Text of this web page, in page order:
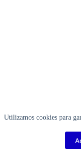
Utilizamos cookies para
Copyright Barbosa